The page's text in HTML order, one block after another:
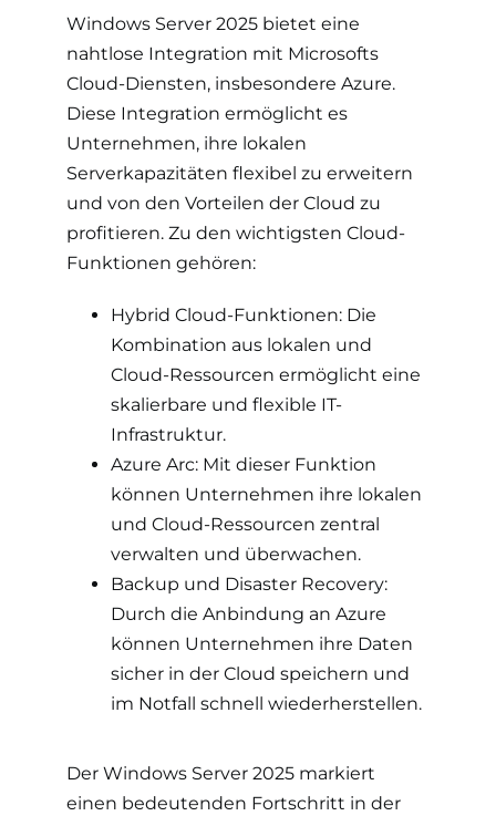
Windows Server 2025 bietet eine
nahtlose Integration mit Microsofts
Cloud-Diensten, insbesondere Azure.
Diese Integration ermöglicht es
Unternehmen, ihre lokalen
Serverkapazitäten flexibel zu erweitern
und von den Vorteilen der Cloud zu
profitieren. Zu den wichtigsten Cloud-
Funktionen gehören:
Hybrid Cloud-Funktionen: Die
Kombination aus lokalen und
Cloud-Ressourcen ermöglicht eine
skalierbare und flexible IT-
Infrastruktur.
Azure Arc: Mit dieser Funktion
können Unternehmen ihre lokalen
und Cloud-Ressourcen zentral
verwalten und überwachen.
Backup und Disaster Recovery:
Durch die Anbindung an Azure
können Unternehmen ihre Daten
sicher in der Cloud speichern und
im Notfall schnell wiederherstellen.
Der Windows Server 2025 markiert
einen bedeutenden Fortschritt in der